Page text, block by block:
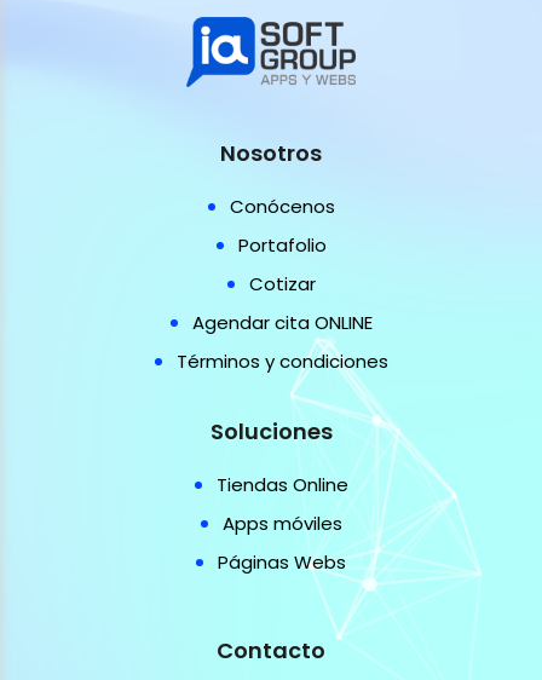
Nosotros
Conócenos
Portafolio
Cotizar
Agendar cita ONLINE
Términos y condiciones
Soluciones
Tiendas Online
Apps móviles
Páginas Webs
Contacto